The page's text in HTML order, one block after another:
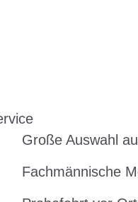
Große Auswahl
Fachmännische